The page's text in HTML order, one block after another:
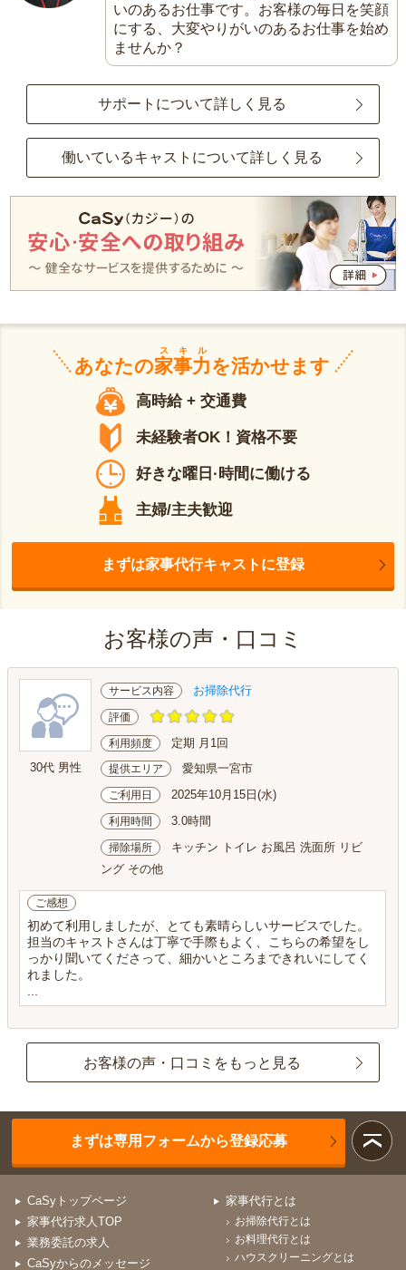
いのあるお仕事です。お客様の毎日を笑顔
にする、大変やりがいのあるお仕事を始め
ませんか？
サポートについて詳しく見る
働いているキャストについて詳しく見る
あなたの家事力
スキル
を活かせます
高時給 + 交通費
未経験者OK！資格不要
好きな曜日·時間に働ける
主婦/主夫歓迎
まずは家事代行キャストに登録
お客様の声・口コミ
30代 男性
サービス内容 お掃除代行
評価
利用頻度 定期 月1回
提供エリア 愛知県一宮市
ご利用日 2025年10月15日(水)
利用時間 3.0時間
掃除場所
キッチン トイレ お風呂 洗面所 リビ
ング その他
ご感想
初めて利用しましたが、とても素晴らしいサービスでした。
担当のキャストさんは丁寧で手際もよく、こちらの希望をし
っかり聞いてくださって、細かいところまできれいにしてく
れました。
お客様の声・口コミをもっと見る
まずは専用フォームから登録応募
CaSyトップページ
家事代行求人TOP
業務委託の求人
CaSyからのメッセージ
家事代行とは
お掃除代行とは
お料理代行とは
ハウスクリーニングとは